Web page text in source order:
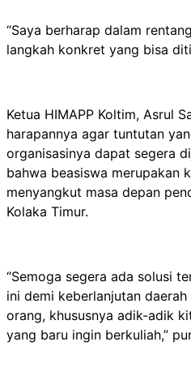
“Saya berharap dalam
langkah konkret yang bisa
Ketua HIMAPP Koltim, Asrul
harapannya agar tuntutan
organisasinya dapat segera
bahwa beasiswa merupakan
menyangkut masa depan
Kolaka Timur.
“Semoga segera ada solusi
ini demi keberlanjutan
orang, khususnya adik-adik
yang baru ingin berkuliah,”